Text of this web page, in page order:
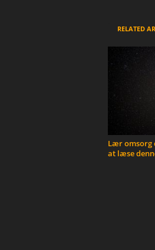
RELATED
Lær omsorg
at læse